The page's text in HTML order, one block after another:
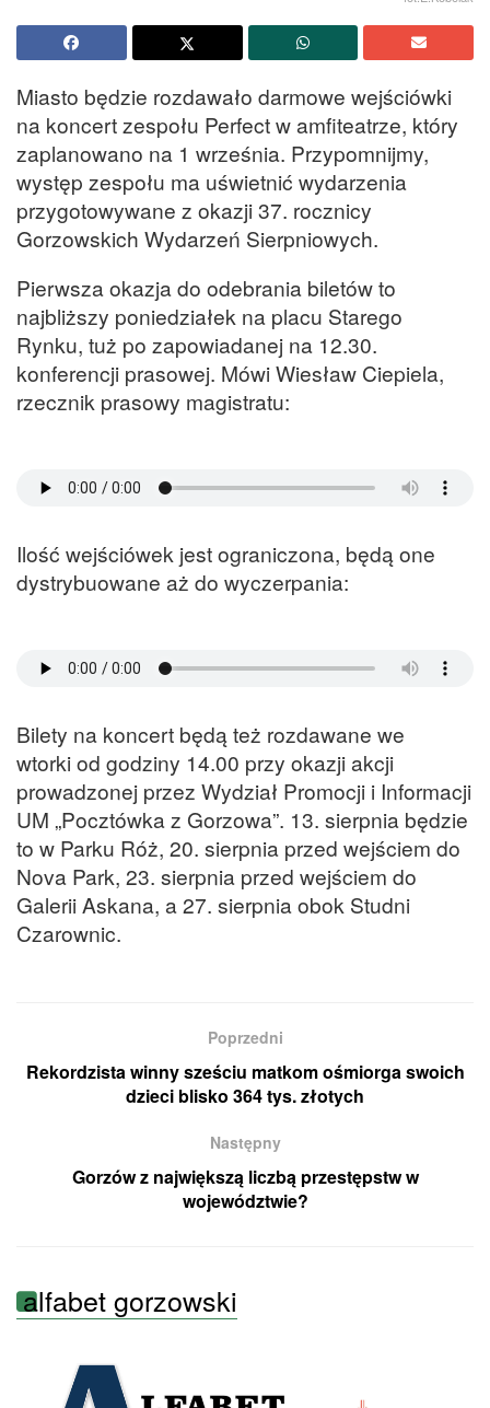
Miasto będzie rozdawało darmowe wejściówki
na koncert zespołu Perfect w amfiteatrze, który
zaplanowano na 1 września. Przypomnijmy,
występ zespołu ma uświetnić wydarzenia
przygotowywane z okazji 37. rocznicy
Gorzowskich Wydarzeń Sierpniowych.
Pierwsza okazja do odebrania biletów to
najbliższy poniedziałek na placu Starego
Rynku, tuż po zapowiadanej na 12.30.
konferencji prasowej. Mówi Wiesław Ciepiela,
rzecznik prasowy magistratu:
Ilość wejściówek jest ograniczona, będą one
dystrybuowane aż do wyczerpania:
Bilety na koncert będą też rozdawane we
wtorki od godziny 14.00 przy okazji akcji
prowadzonej przez Wydział Promocji i Informacji
UM „Pocztówka z Gorzowa”. 13. sierpnia będzie
to w Parku Róż, 20. sierpnia przed wejściem do
Nova Park, 23. sierpnia przed wejściem do
Galerii Askana, a 27. sierpnia obok Studni
Czarownic.
Poprzedni
Rekordzista winny sześciu matkom ośmiorga swoich
dzieci blisko 364 tys. złotych
Następny
Gorzów z największą liczbą przestępstw w
województwie?
alfabet gorzowski